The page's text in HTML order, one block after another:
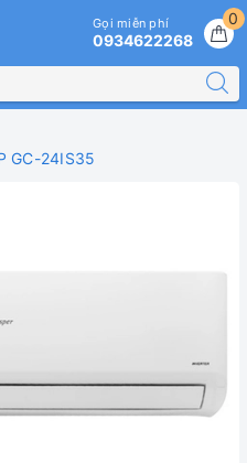
0
Gọi miễn phí
0934622268
GC-24IS35